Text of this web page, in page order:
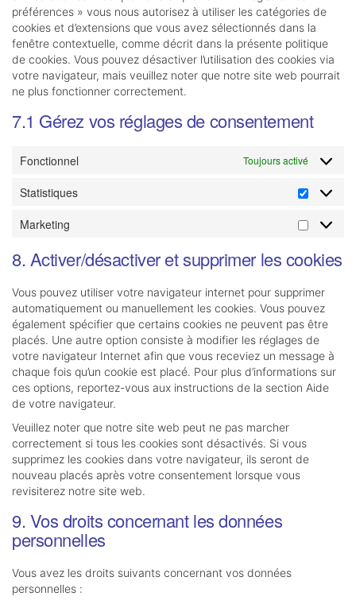
préférences » vous nous autorisez à utiliser les catégories de
cookies et d’extensions que vous avez sélectionnés dans la
fenêtre contextuelle, comme décrit dans la présente politique
de cookies. Vous pouvez désactiver l’utilisation des cookies via
votre navigateur, mais veuillez noter que notre site web pourrait
ne plus fonctionner correctement.
7.1 Gérez vos réglages de consentement
Fonctionnel Toujours activé
Statistiques
Marketing
8. Activer/désactiver et supprimer les cookies
Vous pouvez utiliser votre navigateur internet pour supprimer
automatiquement ou manuellement les cookies. Vous pouvez
également spécifier que certains cookies ne peuvent pas être
placés. Une autre option consiste à modifier les réglages de
votre navigateur Internet afin que vous receviez un message à
chaque fois qu’un cookie est placé. Pour plus d’informations sur
ces options, reportez-vous aux instructions de la section Aide
de votre navigateur.
Veuillez noter que notre site web peut ne pas marcher
correctement si tous les cookies sont désactivés. Si vous
supprimez les cookies dans votre navigateur, ils seront de
nouveau placés après votre consentement lorsque vous
revisiterez notre site web.
9. Vos droits concernant les données
personnelles
Vous avez les droits suivants concernant vos données
personnelles :